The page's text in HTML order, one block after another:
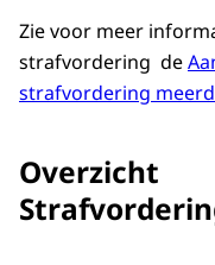
Zie voor meer
strafvordering de
strafvordering
Overzicht